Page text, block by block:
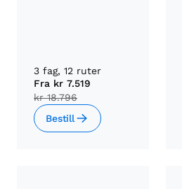
3 fag, 12 ruter
Fra kr 7.519
kr 18.796
Bestill